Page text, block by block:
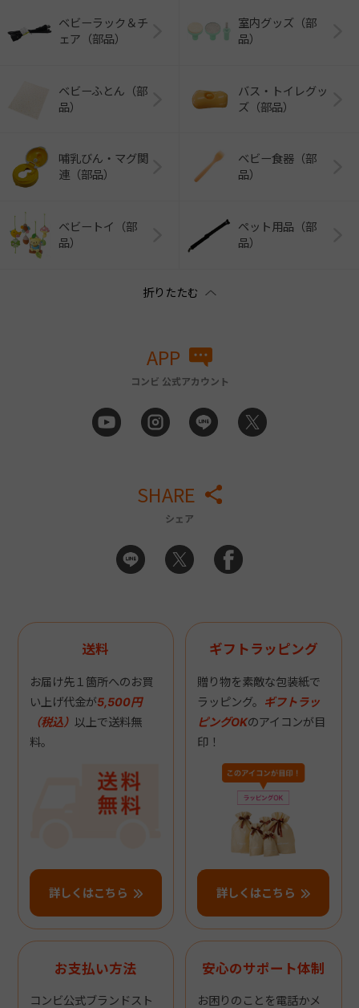
ベビーラック＆チ
ェア（部品）
室内グッズ（部
品）
ベビーふとん（部
品）
バス・トイレグッ
ズ（部品）
哺乳びん・マグ関
連（部品）
ベビー食器（部
品）
ベビートイ（部
品）
ペット用品（部
品）
APP
コンビ 公式アカウント
SHARE
シェア
送料
お届け先１箇所へのお買
い上げ代金が5,500円
（税込） 以上で送料無
料。
詳しくはこちら
ギフトラッピング
贈り物を素敵な包装紙で
ラッピング。 ギフトラッ
ピングOKのアイコンが目
印！
詳しくはこちら
お支払い方法
コンビ公式ブランドスト
安心のサポート体制
お困りのことを電話かメ